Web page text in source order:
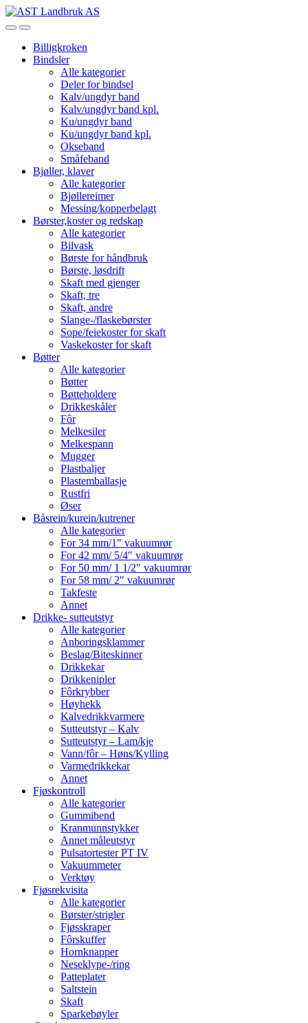
Skip
to
Skip
to
OpenClose
Billigkroken
Bindsler
Alle kategorier
Deler for bindsel
Kalv/ungdyr band
Kalv/ungdyr band kpl.
Ku/ungdyr band
Ku/ungdyr band kpl.
Okseband
Småfeband
Bjøller, klaver
Alle kategorier
Bjøllereimer
Messing/kopperbelagt
Børster,koster og redskap
Alle kategorier
Bilvask
Børste for håndbruk
Børste, løsdrift
Skaft med gjenger
Skaft, tre
Skaft, andre
Slange-/flaskebørster
Sope/feiekoster for skaft
Vaskekoster for skaft
Bøtter
Alle kategorier
Bøtter
Bøtteholdere
Drikkeskåler
Fôr
Melkesiler
Melkespann
Mugger
Plastbaljer
Plastemballasje
Rustfri
Øser
Båsrein/kurein/kutrener
Alle kategorier
For 34 mm/1″ vakuumrør
For 42 mm/ 5/4″ vakuumrør
For 50 mm/ 1 1/2″ vakuumrør
For 58 mm/ 2″ vakuumrør
Takfeste
Annet
Drikke- sutteutstyr
Alle kategorier
Anboringsklammer
Beslag/Biteskinner
Drikkekar
Drikkenipler
Fôrkrybber
Høyhekk
Kalvedrikkvarmere
Sutteutstyr – Kalv
Sutteutstyr – Lam/kje
Vann/fôr – Høns/Kylling
Varmedrikkekar
Annet
Fjøskontroll
Alle kategorier
Gummibend
Kranmunnstykker
Annet måleutstyr
Pulsatortester PT IV
Vakuummeter
Verktøy
Fjøsrekvisita
Alle kategorier
Børster/strigler
Fjøsskraper
Fôrskuffer
Hornknapper
Neseklype-/ring
Patteplater
Saltstein
Skaft
Sparkebøyler